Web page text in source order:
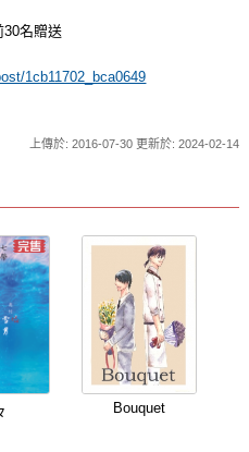
30名贈送
1cb11702_bca0649
上傳於: 2016-07-30 更新於: 2024-02-14
Bouquet